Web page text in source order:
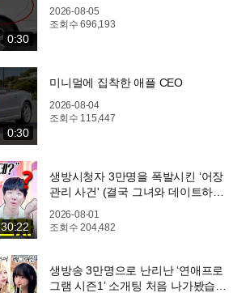
0:30
2026-08-05
조회수696,193
0:30
미니멀에 집착한 애플 CEO
2026-08-04
조회수 115,447
30:22
생방시청자 3만명을 폭발시킨 ‘어장
관리 사건' (결국 그녀와 데이트하기
2026-08-01
조회수204,482
생방송 3만명으로 난리난 ‘연애프로
그램 시즌1’ 소개팅 처음 나가봤습니